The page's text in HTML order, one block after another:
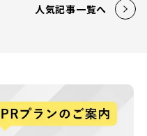
人気記事一覧へ